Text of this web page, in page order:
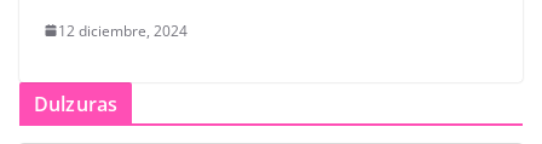
12 diciembre, 2024
Dulzuras